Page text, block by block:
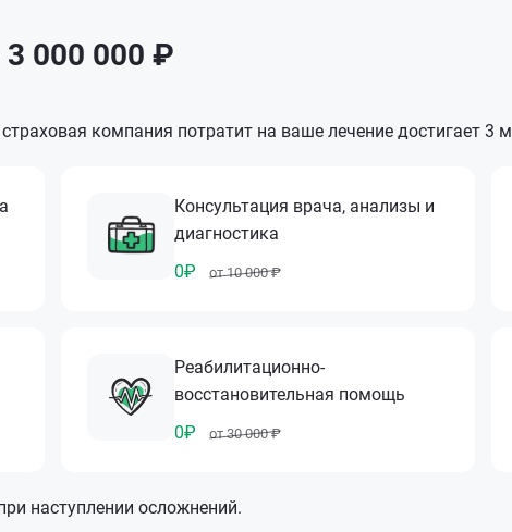
000 000 ₽
компания потратит на ваше лечение достигает 3
Консультация врача, анализы и
диагностика
0₽
от 10 000 ₽
Реабилитационно-
восстановительная помощь
0₽
от 30 000 ₽
наступлении осложнений.